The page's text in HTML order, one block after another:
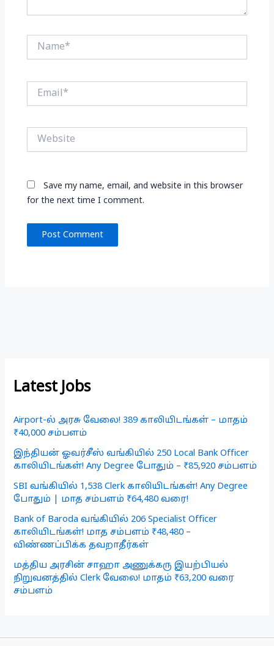
Name*
Email*
Website
Save my name, email, and website in this browser
for the next time I comment.
Latest Jobs
Airport-ல் அரசு வேலை! 389 காலியிடங்கள் – மாதம்
₹40,000 சம்பளம்
இந்தியன் ஓவர்சீஸ் வங்கியில் 250 Local Bank Officer
காலியிடங்கள்! Any Degree போதும் – ₹85,920 சம்பளம்
SBI வங்கியில் 1,538 Clerk காலியிடங்கள்! Any Degree
போதும் | மாத சம்பளம் ₹64,480 வரை!
Bank of Baroda வங்கியில் 206 Specialist Officer
காலியிடங்கள்! மாத சம்பளம் ₹48,480 –
விண்ணப்பிக்க தவறாதீர்கள்
மத்திய அரசின் சாஹா அணுக்கரு இயற்பியல்
நிறுவனத்தில் Clerk வேலை! மாதம் ₹63,200 வரை
சம்பளம்